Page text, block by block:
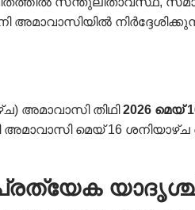
അമാവാസി തിഥി2026 മെയ്
അമാവാസി മെയ് 16